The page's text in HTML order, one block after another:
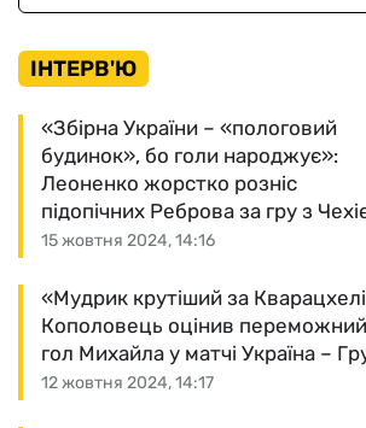
ІНТЕРВ'Ю
15 жовтня 2024, 14:16
«Збірна України – «пологовий
будинок», бо голи народжує»:
Леоненко жорстко розніс
підопічних Реброва за гру з
12 жовтня 2024, 14:17
«Мудрик крутіший за
Кополовець оцінив переможний
гол Михайла у матчі Україна –